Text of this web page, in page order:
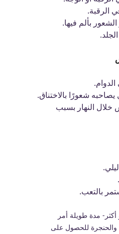
الرقبة.
بألم فيها.
شعورًا بالاختناق.
خلال النهار بسبب
.
بالتعب.
مدة طويلة أمر
والحنجرة للحصول على